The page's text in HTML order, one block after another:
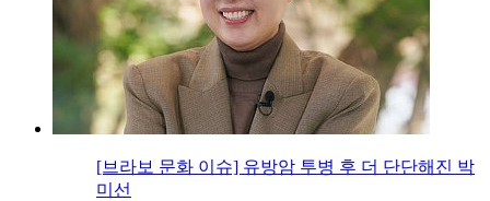
[브라보 문화 이슈] 유방암 투병 후 더 단단해진 박
미선